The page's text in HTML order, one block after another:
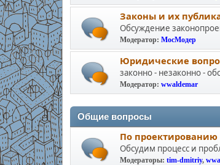
Законы и их
Обсуждение
Модератор: МосМодер
Юридичеcкие
законно - незаконно -
Модератор: wwaldemar
Общие вопросы
По проектированию
Обсудим процесс и
Модераторы: tim-dmitriy,